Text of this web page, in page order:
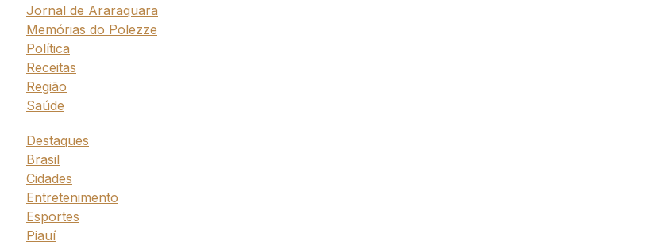
Jornal de Araraquara
Memórias do Polezze
Política
Receitas
Região
Saúde
Destaques
Brasil
Cidades
Entretenimento
Esportes
Piauí